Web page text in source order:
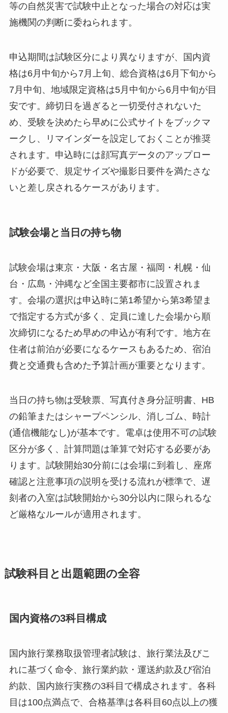
等の自然災害で試験中止となった場合の対応は実
施機関の判断に委ねられます。
申込期間は試験区分により異なりますが、国内資
格は6月中旬から7月上旬、総合資格は6月下旬から
7月中旬、地域限定資格は5月中旬から6月中旬が目
安です。締切日を過ぎると一切受付されないた
め、受験を決めたら早めに公式サイトをブックマ
ークし、リマインダーを設定しておくことが推奨
されます。申込時には顔写真データのアップロー
ドが必要で、規定サイズや撮影日要件を満たさな
いと差し戻されるケースがあります。
試験会場と当日の持ち物
試験会場は東京・大阪・名古屋・福岡・札幌・仙
台・広島・沖縄など全国主要都市に設置されま
す。会場の選択は申込時に第1希望から第3希望ま
で指定する方式が多く、定員に達した会場から順
次締切になるため早めの申込が有利です。地方在
住者は前泊が必要になるケースもあるため、宿泊
費と交通費も含めた予算計画が重要となります。
当日の持ち物は受験票、写真付き身分証明書、HB
の鉛筆またはシャープペンシル、消しゴム、時計
(通信機能なし)が基本です。電卓は使用不可の試験
区分が多く、計算問題は筆算で対応する必要があ
ります。試験開始30分前には会場に到着し、座席
確認と注意事項の説明を受ける流れが標準で、遅
刻者の入室は試験開始から30分以内に限られるな
ど厳格なルールが適用されます。
試験科目と出題範囲の全容
国内資格の3科目構成
国内旅行業務取扱管理者試験は、旅行業法及びこ
れに基づく命令、旅行業約款・運送約款及び宿泊
約款、国内旅行実務の3科目で構成されます。各科
目は100点満点で、合格基準は各科目60点以上の獲